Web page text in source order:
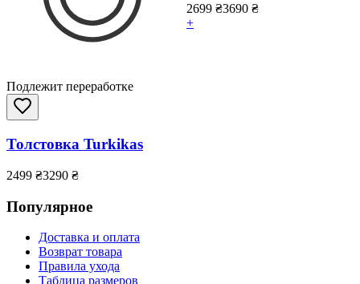
Подлежит переработке
Толстовка Turkikas
2499 ₴3290 ₴
2699 ₴3690 ₴
+
Популярное
Доставка и оплата
Возврат товара
Правила ухода
Таблица размеров